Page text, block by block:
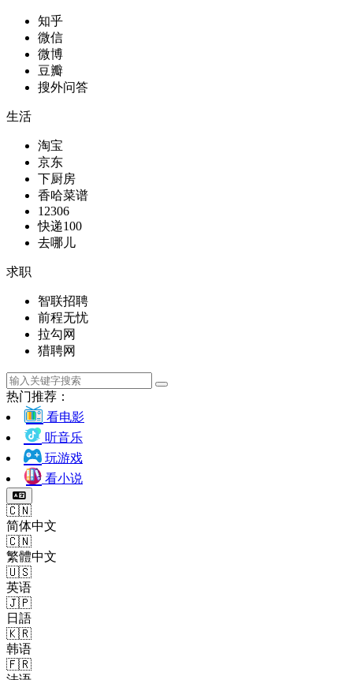
知乎
微信
微博
豆瓣
搜外问答
生活
淘宝
京东
下厨房
香哈菜谱
12306
快递100
去哪儿
求职
智联招聘
前程无忧
拉勾网
猎聘网
热门推荐：
看电影
听音乐
玩游戏
看小说
🇨🇳
简体中文
🇨🇳
繁體中文
🇺🇸
英语
🇯🇵
日語
🇰🇷
韩语
🇫🇷